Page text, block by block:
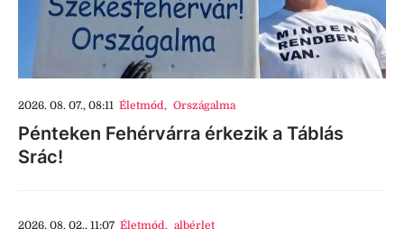
2026. 08. 07., 08:11 Életmód, Országalma
Pénteken Fehérvárra érkezik a Táblás
Srác!
2026. 08. 02., 11:07 Életmód, albérlet